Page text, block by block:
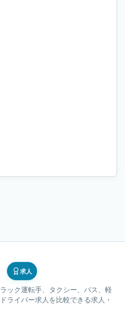
求人
ック運転手、タクシー、バス、軽
ライバー求人を比較できる求人・